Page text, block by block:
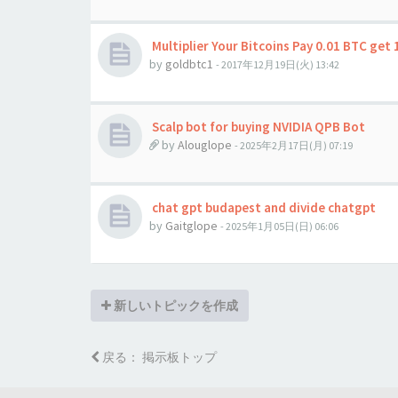
Multiplier Your Bitcoins Pay 0.01 BTC get
by goldbtc1 - 2017年12月19日(火) 13:42
Scalp bot for buying NVIDIA QPB Bot
by Alouglope - 2025年2月17日(月) 07:19
chat gpt budapest and divide chatgpt
by Gaitglope - 2025年1月05日(日) 06:06
新しいトピックを作成
戻る： 掲示板トップ